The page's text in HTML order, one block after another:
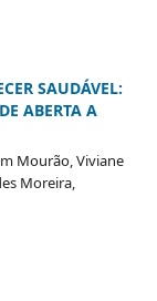
SAUDÁVEL:
ABERTA A
Mourão, Viviane
Moreira,